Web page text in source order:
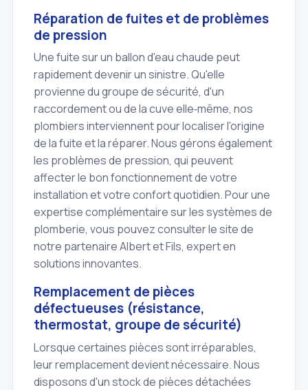
Réparation de fuites et de problèmes
de pression
Une fuite sur un ballon d'eau chaude peut
rapidement devenir un sinistre. Qu'elle
provienne du groupe de sécurité, d'un
raccordement ou de la cuve elle‑même, nos
plombiers interviennent pour localiser l'origine
de la fuite et la réparer. Nous gérons également
les problèmes de pression, qui peuvent
affecter le bon fonctionnement de votre
installation et votre confort quotidien. Pour une
expertise complémentaire sur les systèmes de
plomberie, vous pouvez consulter le site de
notre partenaire Albert et Fils, expert en
solutions innovantes.
Remplacement de pièces
défectueuses (résistance,
thermostat, groupe de sécurité)
Lorsque certaines pièces sont irréparables,
leur remplacement devient nécessaire. Nous
disposons d'un stock de pièces détachées